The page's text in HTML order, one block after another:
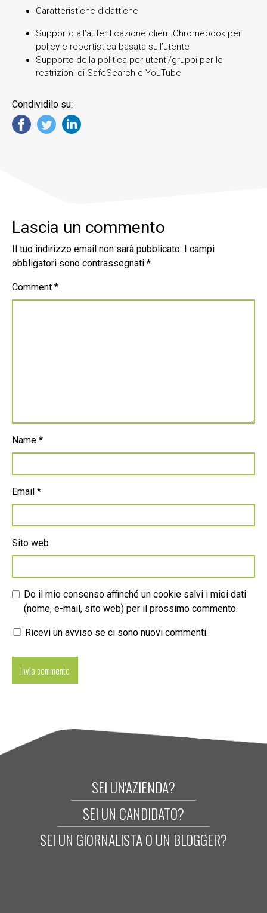
Caratteristiche didattiche
Supporto all’autenticazione client Chromebook per
policy e reportistica basata sull’utente
Supporto della politica per utenti/gruppi per le
restrizioni di SafeSearch e YouTube
Condividilo su:
Lascia un commento
Il tuo indirizzo email non sarà pubblicato.
I campi
obbligatori sono contrassegnati *
Comment *
Name *
Email *
Sito web
Do il mio consenso affinché un cookie salvi i miei dati
(nome, e-mail, sito web) per il prossimo commento.
Ricevi un avviso se ci sono nuovi commenti.
SEI UN'AZIENDA?
SEI UN CANDIDATO?
SEI UN GIORNALISTA O UN BLOGGER?